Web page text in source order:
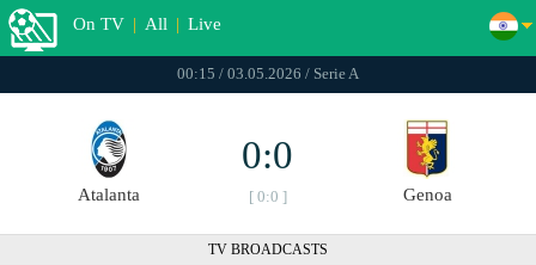
On TV | All | Live
00:15 / 03.05.2026 / Serie A
Atalanta
0:0
[ 0:0 ] Genoa
TV BROADCASTS